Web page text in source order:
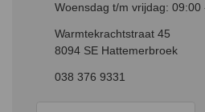
Woensdag t/m vrijdag: 09:00
Warmtekrachtstraat 45
8094 SE Hattemerbroek
038 376 9331